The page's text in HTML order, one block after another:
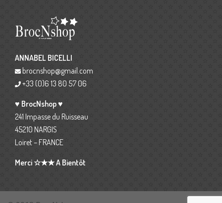
ANNABEL BICELLI
brocnshop@gmail.com
+33 (0)6 13 80 57 06
♥ BrocNshop ♥
241 Impasse du Ruisseau
45210 NARGIS
Loiret – FRANCE
Merci ☆★★ A Bientôt